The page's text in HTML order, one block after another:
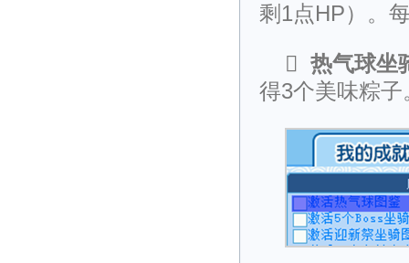
剩1点HP）。
 热气球坐
得3个美味粽子